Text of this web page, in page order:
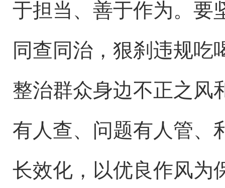
于担当、善于作为。要
同查同治，狠刹违规吃
整治群众身边不正之风
有人查、问题有人管、
长效化，以优良作风为